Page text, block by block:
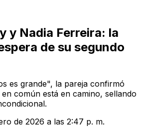
y Nadia Ferreira: la
de su segundo
es grande", la pareja confirmó
común está en camino, sellando
de 2026 a las 2:47 p. m.